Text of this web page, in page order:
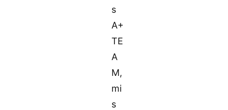
s
A+
TE
A
M,
mi
s